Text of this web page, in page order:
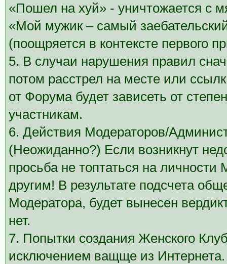
«Пошел на хуй» - уничтожается с
«Мой мужик – самый
(поощряется в контексте первого
5. В случаи нарушения правил
потом расстрел на месте или
от Форума будет зависеть от
участникам.
6. Действия Модераторов/
(Неожиданно?) Если возникнут
просьба не топтаться на
другим! В результате подсчета
Модератора, будет вынесен
нет.
7. Попытки создания Женского
исключением ващще из Интернета.